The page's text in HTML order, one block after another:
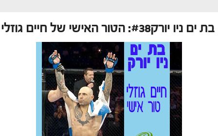
בת ים ניו יורק#38: הטור האישי של חיים גוזלי